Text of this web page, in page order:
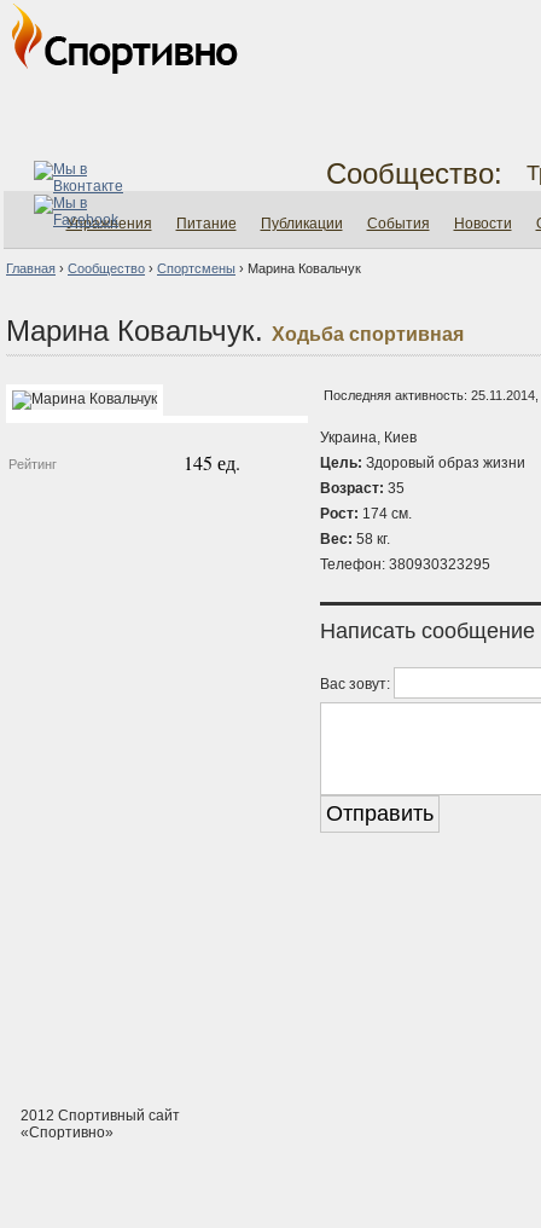
Сообщество:
Упражнения Питание Публикации События Новости
Главная › Сообщество › Спортсмены › Марина Ковальчук
Марина Ковальчук. Ходьба спортивная
Рейтинг 145 ед.
Последняя активность: 25.11.2014,
Украина, Киев
Цель: Здоровый образ жизни
Возраст: 35
Рост: 174 см.
Вес: 58 кг.
Телефон: 380930323295
Написать сообщение
Вас зовут:
2012 Спортивный сайт
«Спортивно»